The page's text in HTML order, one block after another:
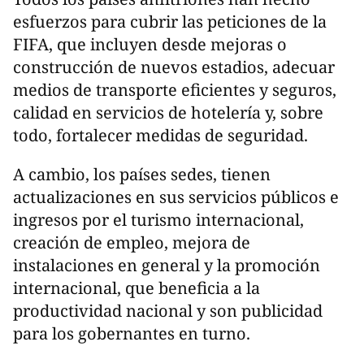
esfuerzos para cubrir las peticiones de la
FIFA, que incluyen desde mejoras o
construcción de nuevos estadios, adecuar
medios de transporte eficientes y seguros,
calidad en servicios de hotelería y, sobre
todo, fortalecer medidas de seguridad.
A cambio, los países sedes, tienen
actualizaciones en sus servicios públicos e
ingresos por el turismo internacional,
creación de empleo, mejora de
instalaciones en general y la promoción
internacional, que beneficia a la
productividad nacional y son publicidad
para los gobernantes en turno.